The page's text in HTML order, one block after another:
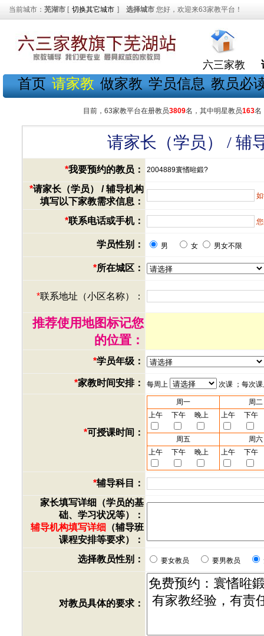
当前城市： 芜湖市 [ 切换其它城市 ] 选择城市 您好，欢迎来63家教平台！
六三家教
首页 请家教 做家教 学员信息 教员必
目前，63家教平台在册教员3809名，其中明星教员163名
请家长（学员） / 辅
*我要预约的教员： 2004889寰愭暀鍛?
*请家长（学员） / 辅导机构
填写以下家教需求信息：
*联系电话或手机：
学员性别： 男 女 男女不限
*所在城区：
*联系地址（小区名称）：
推荐使用地图标记您
的位置：
*学员年级：
*家教时间安排： 每周上 次课 ；每次
*可授课时间：
周一
周二
上午
下午 晚上 上午 下午
周五
周六
上午
下午 晚上 上午 下午
*辅导科目：
家长填写详细（学员的基
础、学习状况等）：
辅导机构填写详细 （辅导班
课程安排等要求）：
选择教员性别：
要女教员 要男教员
对教员具体的要求：